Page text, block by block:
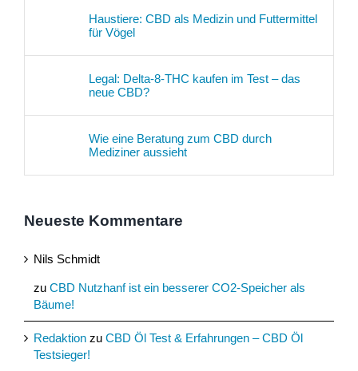
Haustiere: CBD als Medizin und Futtermittel
für Vögel
Legal: Delta-8-THC kaufen im Test – das
neue CBD?
Wie eine Beratung zum CBD durch
Mediziner aussieht
Neueste Kommentare
Nils Schmidt
zu CBD Nutzhanf ist ein besserer CO2-Speicher als
Bäume!
Redaktion zu CBD Öl Test & Erfahrungen – CBD Öl
Testsieger!